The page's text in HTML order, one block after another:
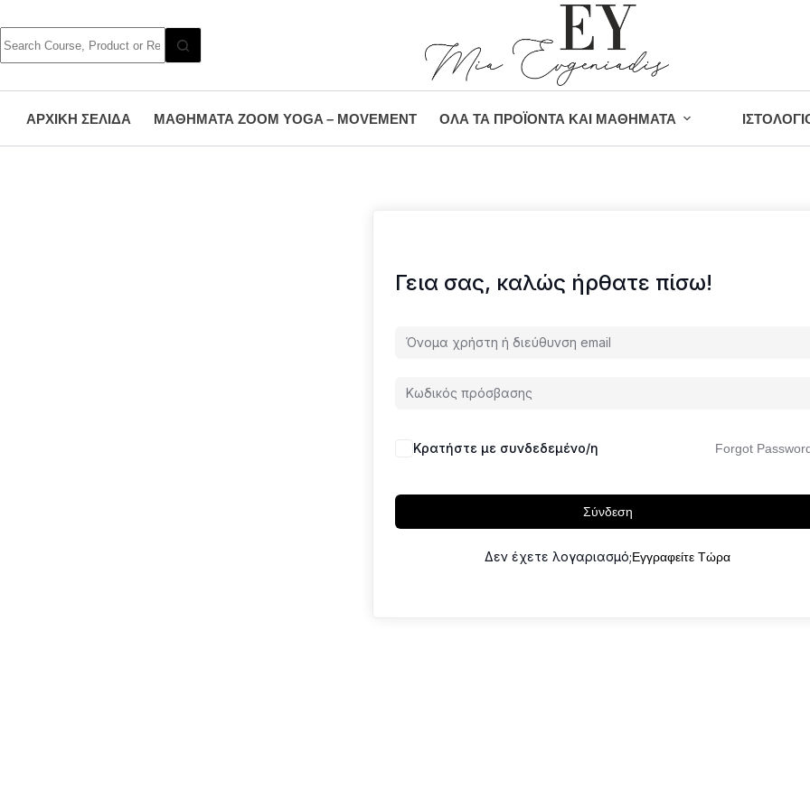
ΑΡΧΙΚΉ ΣΕΛΊΔΑ ΜΑΘΉΜΑΤΑ ZOOM YOGA – MOVEMENT ΌΛΑ ΤΑ ΠΡΟΪΌΝΤΑ ΚΑΙ ΜΑΘΉΜΑΤΑ
Γεια σας, καλώς ήρθατε πίσω!
Κρατήστε με συνδεδεμένο/η Forgot
Σύνδεση
Δεν έχετε λογαριασμό;Εγγραφείτε Τώρα